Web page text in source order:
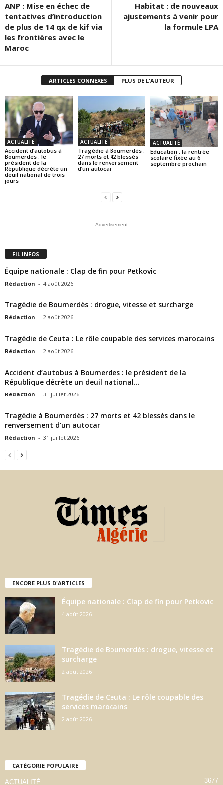
ANP : Mise en échec de
tentatives d’introduction
de plus de 14 qx de kif via
les frontières avec le
Maroc
Habitat : de nouveaux
ajustements à venir pour
la formule LPA
ARTICLES CONNEXES PLUS DE L'AUTEUR
ACTUALITÉ
Accident d’autobus à
Boumerdes : le
président de la
République décrète un
deuil national de trois
jours
ACTUALITÉ
Tragédie à Boumerdès :
27 morts et 42 blessés
dans le renversement
d’un autocar
ACTUALITÉ
Education : la rentrée
scolaire fixée au 6
septembre prochain
- Advertisement -
FIL INFOS
Équipe nationale : Clap de fin pour Petkovic
Rédaction - 4 août 2026
Tragédie de Boumerdès : drogue, vitesse et surcharge
Rédaction - 2 août 2026
Tragédie de Ceuta : Le rôle coupable des services marocains
Rédaction - 2 août 2026
Accident d’autobus à Boumerdes : le président de la
République décrète un deuil national...
Rédaction - 31 juillet 2026
Tragédie à Boumerdès : 27 morts et 42 blessés dans le
renversement d’un autocar
Rédaction - 31 juillet 2026
ENCORE PLUS D'ARTICLES
Équipe nationale : Clap de fin pour Petkovic
4 août 2026
Tragédie de Boumerdès : drogue, vitesse et
surcharge
2 août 2026
Tragédie de Ceuta : Le rôle coupable des
services marocains
2 août 2026
CATÉGORIE POPULAIRE
ACTUALITÉ 3677